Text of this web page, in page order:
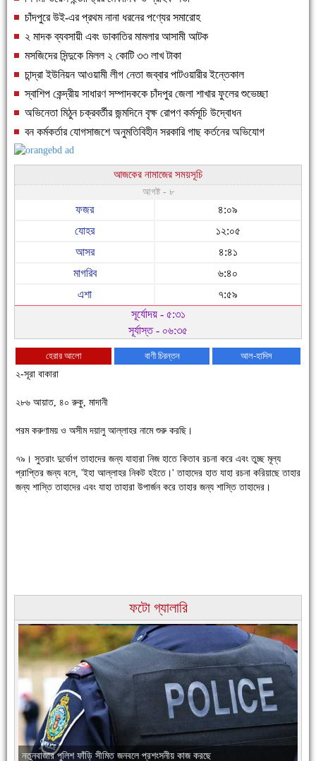
চাঁদপুরে উই-এর প্রথম নানা ধরনের পণ্যের সমারোহ
২ মাদক ব্যবসায়ী এবং ডাকাতির মামলার আসামী আটক
মসজিদের সিন্দুকে মিলল ২ কোটি ৩৩ লাখ টাকা
চান্দ্রা ইউনিয়ন আওয়ামী লীগ নেতা জব্বার পাটওয়ারীর ইন্তেকাল
স্বাশিপ কেন্দ্রীয় সাধারণ সম্পাদককে চাঁদপুর জেলা শাখার ফুলের শুভেচ্ছা
অভিনেতা মিঠুন চক্রবর্তীর জন্মদিনে বৃক্ষ রোপণ কর্মসূচি উদ্বোধন
বন কর্মকর্তার যোগসাজশে অনুমতিবিহীন সরকারি গাছ কর্তনের অভিযোগ
আজকের নামাজের সময়সূচি
আগষ্ট - ৮
ফজর
৪:০৯
যোহর
১২:০৫
আসর
৪:৪১
মাগরিব
৬:৪০
এশা
৭:৫৯
সূর্যোদয় - ৫:৩১
সূর্যাস্ত - ০৬:৩৫
হেরার আলো বাণী চিরন্তন
আল-হাদিস
২-সূরা বাকারা
২৮৬ আয়াত, ৪০ রুকু, মাদানী
পরম করুণাময় ও অসীম দয়ালু আল্লাহর নামে শুরু করছি।
৭৯। সুতরাং দুর্ভোগ তাহাদের জন্য যাহারা নিজ হাতে কিতাব রচনা করে এবং তুচ্ছ মূল্য
প্রাপ্তির জন্য বলে, 'ইহা আল্লাহর নিকট হইতে।' তাহাদের হাত যাহা রচনা করিয়াছে তাহার
জন্য শাস্তি তাহাদের এবং যাহা তাহারা উপার্জন করে তাহার জন্য শাস্তি তাহাদের।
ফটো গ্যালারি
চাঁদপুরে উই-এর প্রথম নানা ধরনের পণ্যের সমারোহ
চাঁদপুরের মানুষ তাদের পুরোটা দিয়ে আমাকে আপন করে নিয়েছে
নতুনবাজার পুলিশ ফাঁড়ি সীমিত জনবলে প্রশংসনীয় কাজ করছে